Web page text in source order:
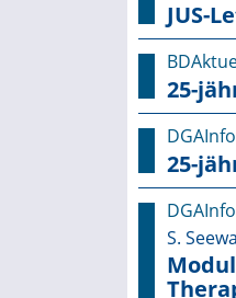
JUS-
25-
DGAInfo
25-
DGAInfo
S.